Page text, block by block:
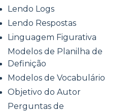
Lendo Logs
Lendo Respostas
Linguagem Figurativa
Modelos de Planilha de
Definição
Modelos de Vocabulário
Objetivo do Autor
Perguntas de